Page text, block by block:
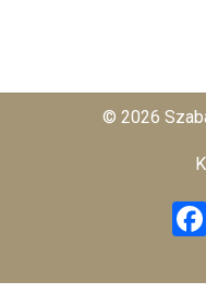
© 2026